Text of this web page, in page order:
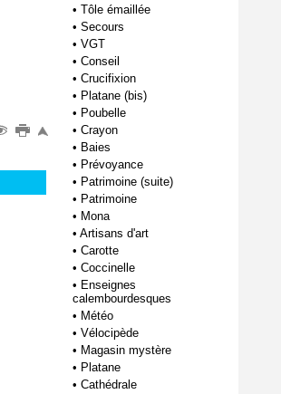
• Tôle émaillée
• Secours
• VGT
• Conseil
• Crucifixion
• Platane (bis)
• Poubelle
• Crayon
• Baies
• Prévoyance
• Patrimoine (suite)
• Patrimoine
• Mona
• Artisans d'art
• Carotte
• Coccinelle
• Enseignes
calembourdesques
• Météo
• Vélocipède
• Magasin mystère
• Platane
• Cathédrale